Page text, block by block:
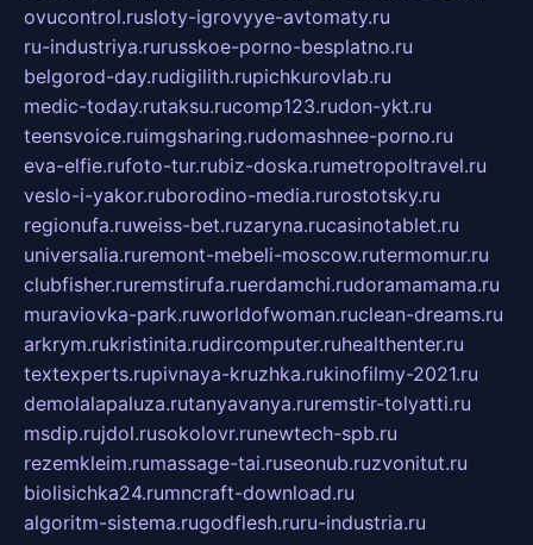
ovucontrol.rusloty-igrovyye-avtomaty.ru
ru-industriya.rurusskoe-porno-besplatno.ru
belgorod-day.rudigilith.rupichkurovlab.ru
medic-today.rutaksu.rucomp123.rudon-ykt.ru
teensvoice.ruimgsharing.rudomashnee-porno.ru
eva-elfie.rufoto-tur.rubiz-doska.rumetropoltravel.ru
veslo-i-yakor.ruborodino-media.rurostotsky.ru
regionufa.ruweiss-bet.ruzaryna.rucasinotablet.ru
universalia.ruremont-mebeli-moscow.rutermomur.ru
clubfisher.ruremstirufa.ruerdamchi.rudoramamama.ru
muraviovka-park.ruworldofwoman.ruclean-dreams.ru
arkrym.rukristinita.rudircomputer.ruhealthenter.ru
textexperts.rupivnaya-kruzhka.rukinofilmy-2021.ru
demolalapaluza.rutanyavanya.ruremstir-tolyatti.ru
msdip.rujdol.rusokolovr.runewtech-spb.ru
rezemkleim.rumassage-tai.ruseonub.ruzvonitut.ru
biolisichka24.rumncraft-download.ru
algoritm-sistema.rugodflesh.ruru-industria.ru